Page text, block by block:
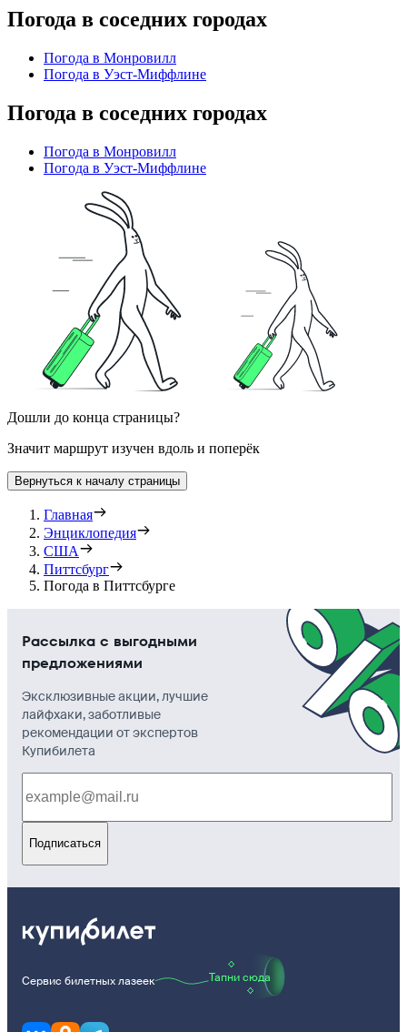
Погода в соседних городах
Погода в Монровилл
Погода в Уэст-Миффлине
Погода в соседних городах
Погода в Монровилл
Погода в Уэст-Миффлине
Дошли до конца страницы?
Значит маршрут изучен вдоль и поперёк
Вернуться к началу страницы
Главная
Энциклопедия
США
Питтсбург
Погода в Питтсбурге
Рассылка с выгодными
предложениями
Эксклюзивные акции, лучшие
лайфхаки, заботливые
рекомендации от экспертов
Купибилета
Подписаться
Сервис билетных лазеек Тапни сюда